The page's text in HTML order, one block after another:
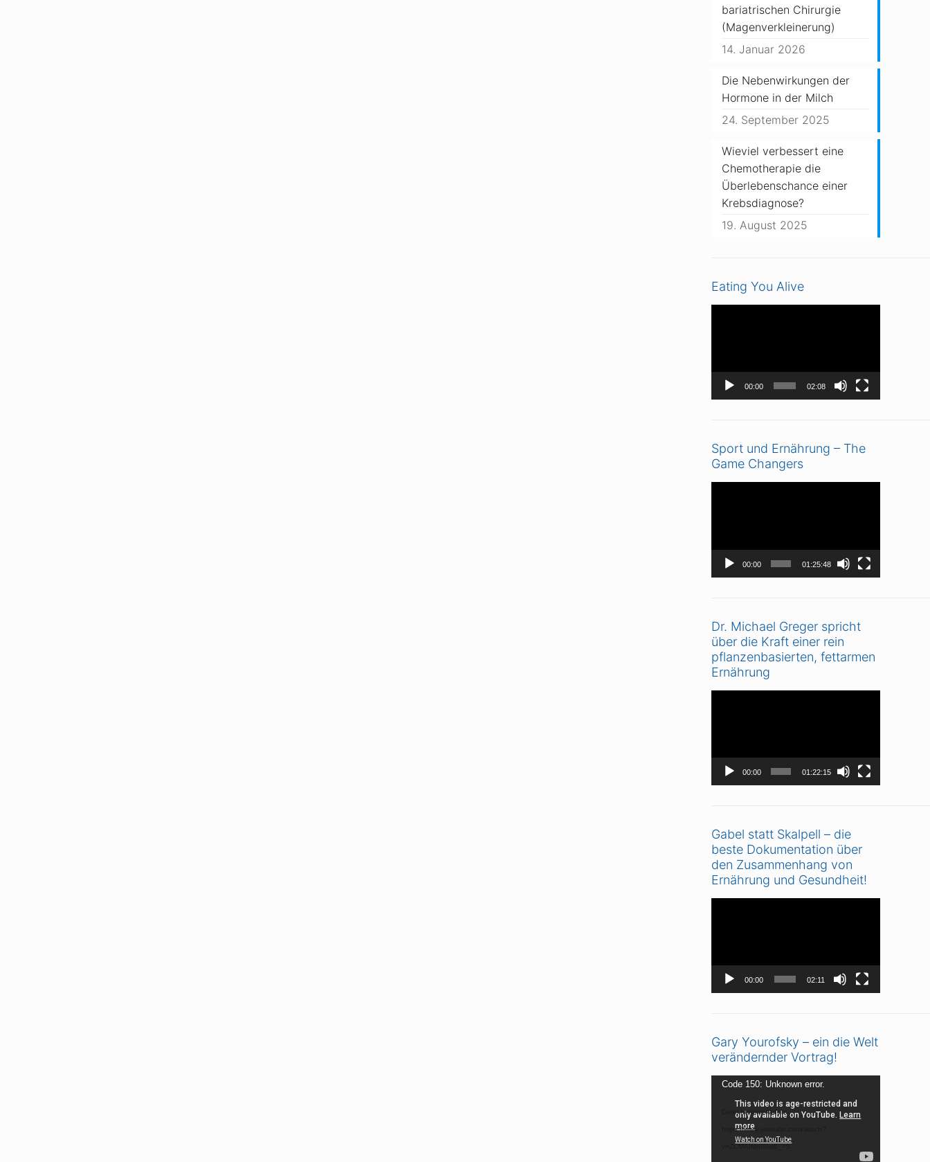
bariatrischen Chirurgie
(Magenverkleinerung)
14. Januar 2026
Die Nebenwirkungen der
Hormone in der Milch
24. September 2025
Wieviel verbessert eine
Chemotherapie die
Überlebenschance einer
Krebsdiagnose?
19. August 2025
Eating You Alive
00:00 02:08
Sport und Ernährung – The
Game Changers
00:00 01:25:48
Dr. Michael Greger spricht
über die Kraft einer rein
pflanzenbasierten, fettarmen
Ernährung
00:00 01:22:15
Gabel statt Skalpell – die
beste Dokumentation über
den Zusammenhang von
Ernährung und Gesundheit!
00:00 02:11
Gary Yourofsky – ein die Welt
verändernder Vortrag!
Video-
Player
Code 150: Unknown error.
Datei herunterladen:
https://www.youtube.com/watch?